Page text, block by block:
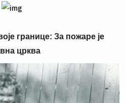
границе: За пожаре је
црква